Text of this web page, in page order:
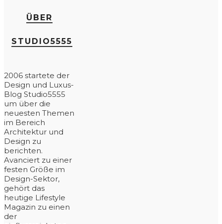
ÜBER
STUDIO5555
2006 startete der
Design und Luxus-
Blog Studio5555
um über die
neuesten Themen
im Bereich
Architektur und
Design zu
berichten.
Avanciert zu einer
festen Größe im
Design-Sektor,
gehört das
heutige Lifestyle
Magazin zu einen
der